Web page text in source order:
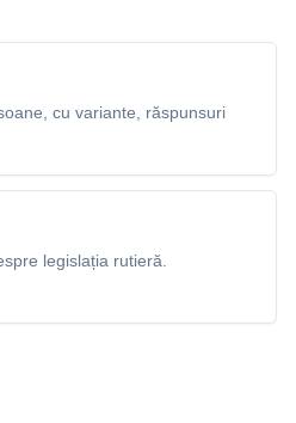
cu variante, răspunsuri
legislația rutieră.